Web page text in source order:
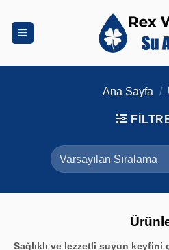
atla
Ana Sayfa /
Sağlıklı ve lezzetli suyun keyfini